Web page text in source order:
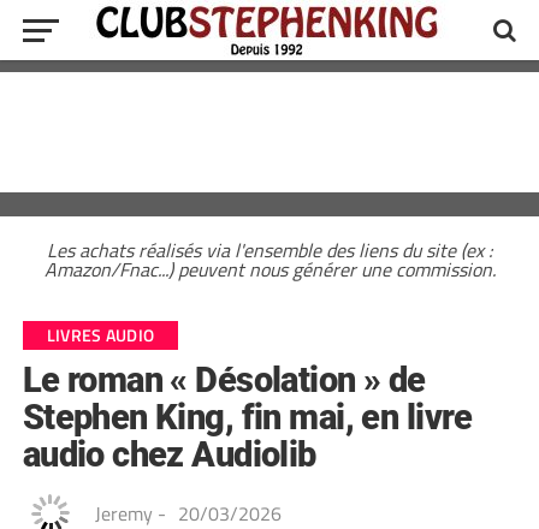
Les achats réalisés via l'ensemble des liens du site (ex :
Amazon/Fnac...) peuvent nous générer une commission.
LIVRES AUDIO
Le roman « Désolation » de
Stephen King, fin mai, en livre
audio chez Audiolib
Jeremy - 20/03/2026